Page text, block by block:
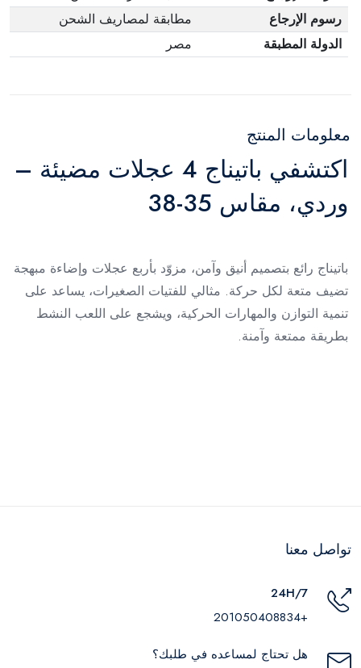
رسوم الإرجاع
مطابقة لمصاريف الشحن
الدولة المطبقة
مصر
معلومات المنتج
اكتشفي باتيناج 4 عجلات مضيئة –
وردي، مقاس 35-38
باتيناج رائع بتصميم أنيق وآمن، مزوّد بأربع عجلات وإضاءة مبهجة
تضيف متعة لكل حركة. مثالي للفتيات الصغيرات، يساعد على
تنمية التوازن والمهارات الحركية، ويشجع على اللعب النشط
بطريقة ممتعة وآمنة.
تواصل معنا
24H/7
+201050408834
هل تحتاج لمساعده في طلبك؟